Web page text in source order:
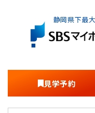
静岡県下最
見学予約